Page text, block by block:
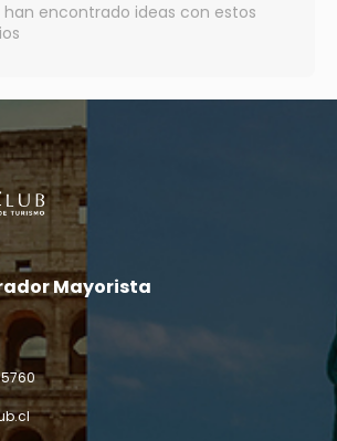
han encontrado ideas con estos
Mayorista